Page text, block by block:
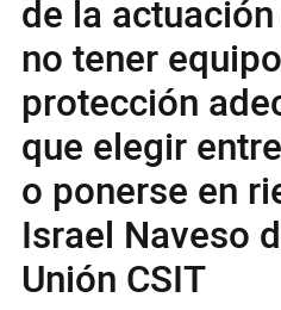
de la
no tener
protección
que elegir
o ponerse en
Israel Naveso
Unión CSIT